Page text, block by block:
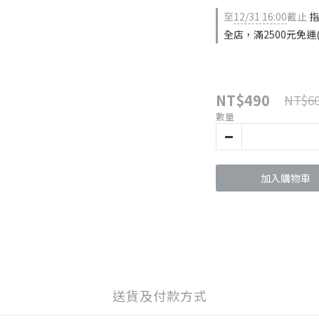
至12/31 16:00截止
全店，滿2500元免
NT$490
數量
加入購物車
送貨及付款方式